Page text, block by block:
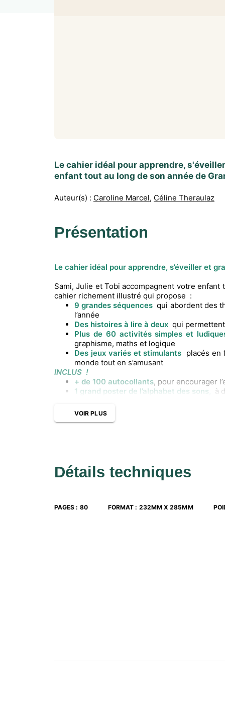
Le cahier idéal pour apprendre,
enfant tout au long de son année de
Auteur(s) : Caroline Marcel, Céline Theraulaz
Présentation
Le cahier idéal pour apprendre, s’éveiller et
Sami, Julie et Tobi accompagnent votre
cahier richement illustré qui propose :
9 grandes séquences qui abordent des
l’année
Des histoires à lire à deux qui
Plus de 60 activités simples et
graphisme, maths et logique
Des jeux variés et stimulants placés en
monde tout en s’amusant
INCLUS !
+ de 100 autocollants, pour encourager
1 grand poster de l’alphabet des sons, à
VOIR PLUS
Détails techniques
PAGES : 80 FORMAT : 232MM X 285MM